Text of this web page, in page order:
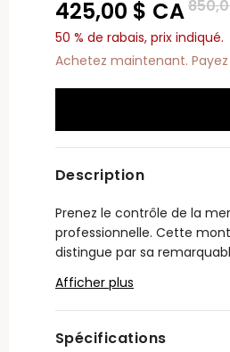
Prix
425,00 $ CA
50 % de rabais, prix indiqué.
Achetez maintenant.
Description
Prenez le contrôle de la
professionnelle. Cette
distingue par sa
un bracelet en
évoquant les contours de
s’agence au boîtier, avec
Afficher plus
Spécifications